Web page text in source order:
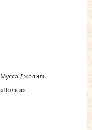
Мусса Джалиль
«Волки»